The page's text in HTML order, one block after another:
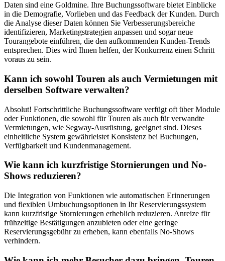
Daten sind eine Goldmine. Ihre Buchungssoftware bietet Einblicke
in die Demografie, Vorlieben und das Feedback der Kunden. Durch
die Analyse dieser Daten können Sie Verbesserungsbereiche
identifizieren, Marketingstrategien anpassen und sogar neue
Tourangebote einführen, die den aufkommenden Kunden-Trends
entsprechen. Dies wird Ihnen helfen, der Konkurrenz einen Schritt
voraus zu sein.
Kann ich sowohl Touren als auch Vermietungen mit
derselben Software verwalten?
Absolut! Fortschrittliche Buchungssoftware verfügt oft über Module
oder Funktionen, die sowohl für Touren als auch für verwandte
Vermietungen, wie Segway-Ausrüstung, geeignet sind. Dieses
einheitliche System gewährleistet Konsistenz bei Buchungen,
Verfügbarkeit und Kundenmanagement.
Wie kann ich kurzfristige Stornierungen und No-
Shows reduzieren?
Die Integration von Funktionen wie automatischen Erinnerungen
und flexiblen Umbuchungsoptionen in Ihr Reservierungssystem
kann kurzfristige Stornierungen erheblich reduzieren. Anreize für
frühzeitige Bestätigungen anzubieten oder eine geringe
Reservierungsgebühr zu erheben, kann ebenfalls No-Shows
verhindern.